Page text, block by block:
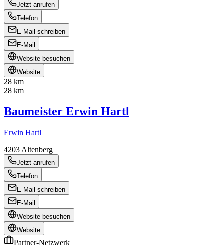
Jetzt anrufen
Telefon
E-Mail schreiben
E-Mail
Website besuchen
Website
28 km
28 km
Baumeister Erwin Hartl
Erwin Hartl
4203 Altenberg
Jetzt anrufen
Telefon
E-Mail schreiben
E-Mail
Website besuchen
Website
Partner-Netzwerk